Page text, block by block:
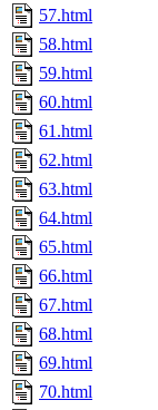
57.html
58.html
59.html
60.html
61.html
62.html
63.html
64.html
65.html
66.html
67.html
68.html
69.html
70.html